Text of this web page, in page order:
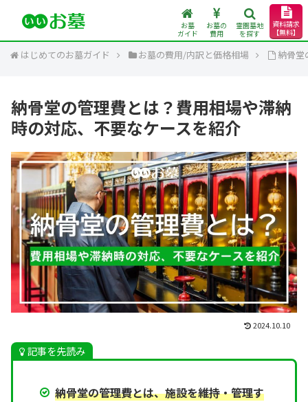
お墓
ガイド
お墓の
費用
霊園墓地
を探す
資料請求
【無料】
はじめてのお墓ガイド お墓の費用/内訳と価格相場 納骨堂
納骨堂の管理費とは？費用相場や滞納
時の対応、不要なケースを紹介
2024.10.10
記事を先読み
納骨堂の管理費とは、施設を維持・管理す